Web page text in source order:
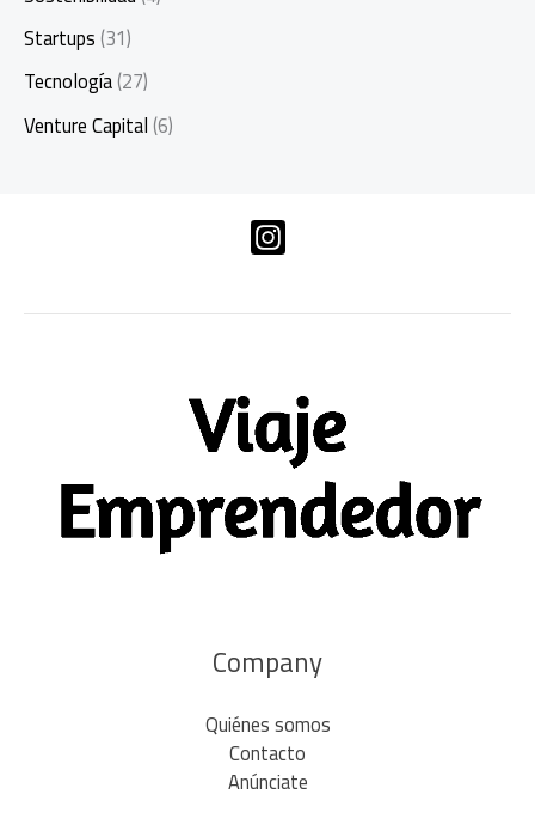
Startups(31)
Tecnología(27)
Venture Capital(6)
Company
Quiénes somos
Contacto
Anúnciate